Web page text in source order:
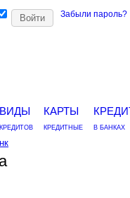
Забыли пароль?
ВИДЫ
КРЕДИТОВ
КАРТЫ
КРЕДИТНЫЕ В БАНКАХ